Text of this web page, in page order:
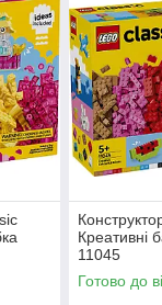
Креативні
11045
Готово до